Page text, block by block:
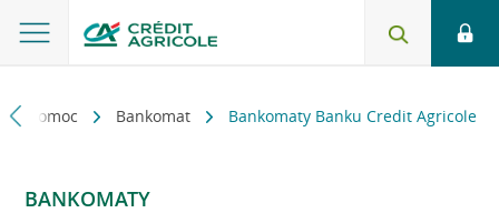
i pomoc Bankomat Bankomaty Banku Credit Agricole
BANKOMATY